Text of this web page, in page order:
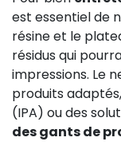
est essentiel de
résine et le
résidus qui
impressions. Le
produits
(IPA) ou des
des gants de